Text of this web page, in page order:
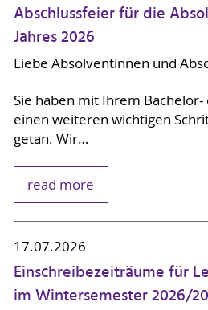
Abschlussfeier für die
Jahres 2026
Liebe Absolventinnen und
Sie haben mit Ihrem
einen weiteren wichtigen
getan. Wir…
read more
17.07.2026
Einschreibezeiträume für
im Wintersemester 2026/